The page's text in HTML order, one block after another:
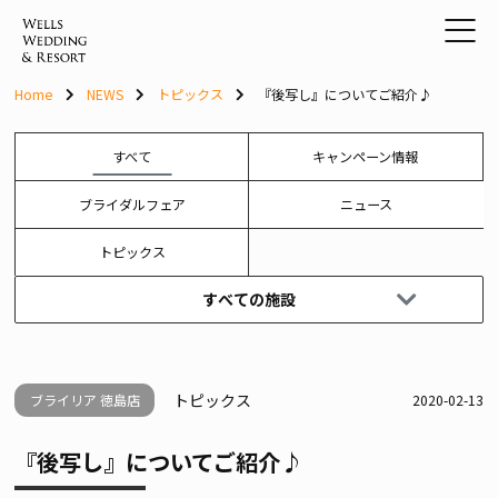
content
Home NEWS トピックス 『後写し』についてご紹介♪
すべて キャンペーン情報
ブライダルフェア ニュース
トピックス
すべての施設
ブライリア 徳島店 トピックス 2020-02-13
『後写し』についてご紹介♪